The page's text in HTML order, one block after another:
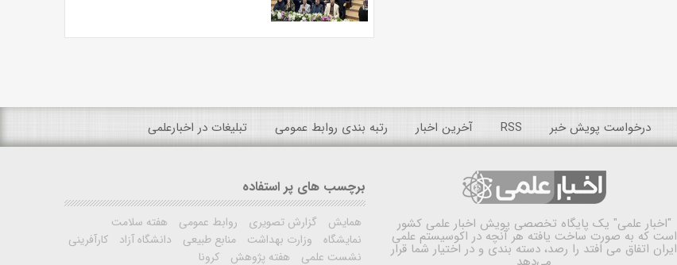
درخواست پویش خبر RSS آخرین اخبار رتبه بندی روابط عمومی تبلیغات در اخبارعلمی
"اخبار علمی" یک پایگاه تخصصی پویش اخبار علمی کشور
است که به صورت ساخت یافته هر آنچه در اکوسیستم علمی
ایران اتفاق می افتد را رصد، دسته بندی و در اختیار شما قرار
برچسب های پر استفاده
همایش گزارش تصویری روابط عمومی
هفته سلامت
نمایشگاه
وزارت بهداشت منابع طبیعی دانشگاه آزاد
کارآفرینی
نشست علمی
هفته پژوهش کرونا